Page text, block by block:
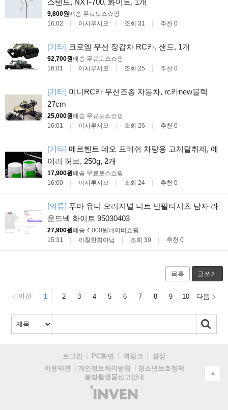
스탠드, NXT-700, 화이트, 1개
9,800원배송 무료토스쇼핑
16:02
이시루시오 조회 31 추천 0
[기타] 크로엠 무선 장갑차 RC카, 샌드, 1개
92,700원배송 무료토스쇼핑
16:01
이시루시오 조회 25 추천 0
[기타] 미니RC카 무선조종 자동차, rc카new블랙
27cm
25,000원배송 무료토스쇼핑
16:01
이시루시오 조회 26 추천 0
[기타] 메르헨트 데오 프레쉬 차량용 고체탈취제, 에
어리 허브, 250g, 2개
17,900원배송 무료토스쇼핑
16:00
이시루시오 조회 24 추천 0
[의류] 푸마 유니 오리지널 니트 반팔티셔츠 남자 라
운드넥 화이트 95030403
27,900원배송 4,000원네이버쇼핑
15:31
까칠한희야님 조회 39 추천 0
목록 글쓰기
이전 1 2 3 4 5 6 7 8 9 10 다음
로그인 PC화면 퀵링크
설정
이용약관
개인정보처리방침
청소년보호정책
불법촬영물신고안내
(주)
인
▲